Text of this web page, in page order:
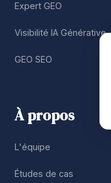
Expert GEO
Visibilité IA Générative
GEO SEO
À propos
L'équipe
Études de cas